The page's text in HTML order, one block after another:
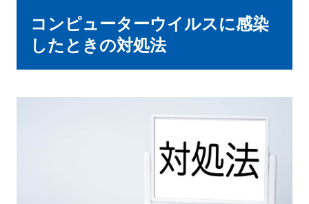
コンピューターウイルスに感染
したときの対処法